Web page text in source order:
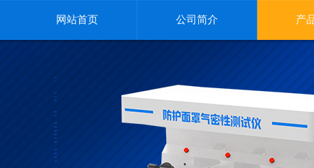
网站首页 公司简介 产